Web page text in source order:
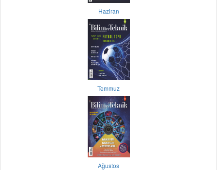
Haziran
Temmuz
Ağustos